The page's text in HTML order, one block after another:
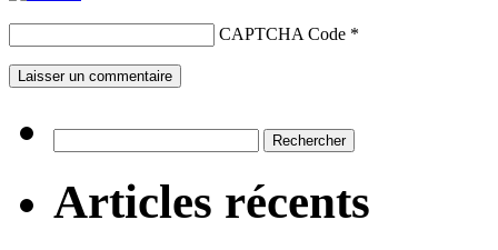
CAPTCHA Code *
Articles récents